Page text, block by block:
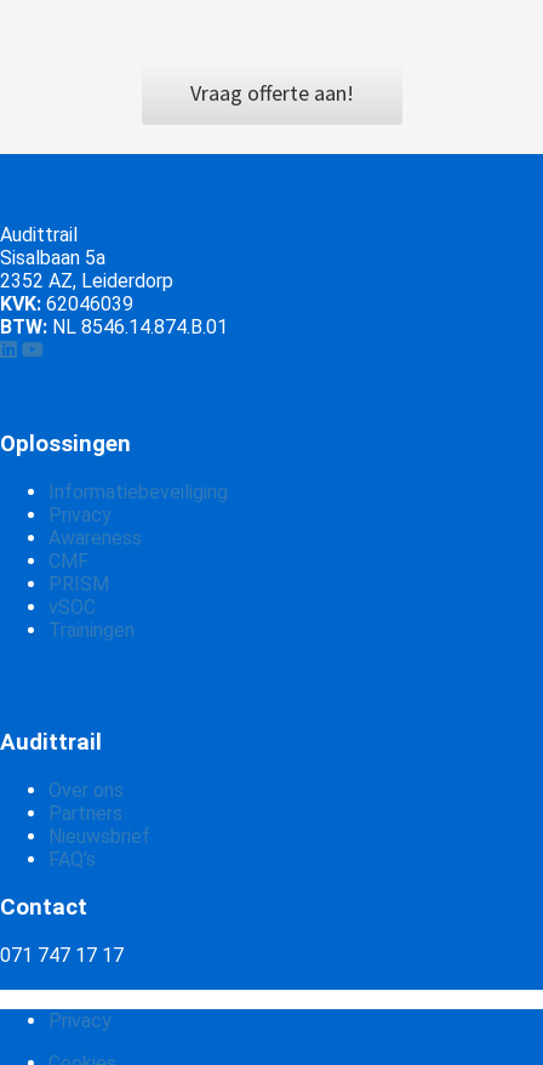
Vraag offerte aan!
Audittrail
Sisalbaan 5a
2352 AZ, Leiderdorp
KVK: 62046039
BTW: NL 8546.14.874.B.01
Oplossingen
Informatiebeveiliging
Privacy
Awareness
CMF
PRISM
vSOC
Trainingen
Audittrail
Over ons
Partners
Nieuwsbrief
FAQ's
Contact
071 747 17 17
Privacy